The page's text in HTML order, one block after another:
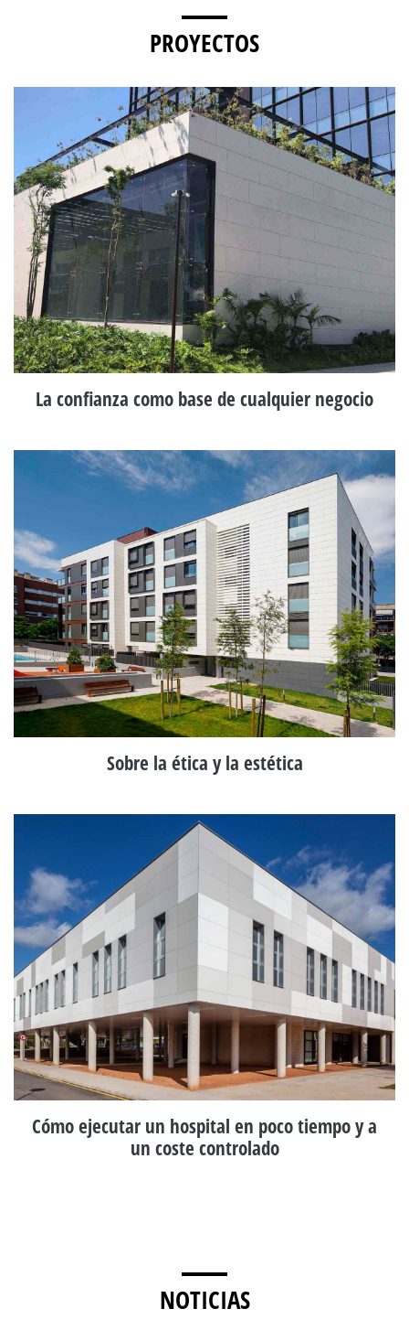
PROYECTOS
La confianza como base de cualquier negocio
Sobre la ética y la estética
Cómo ejecutar un hospital en poco tiempo y a
un coste controlado
NOTICIAS